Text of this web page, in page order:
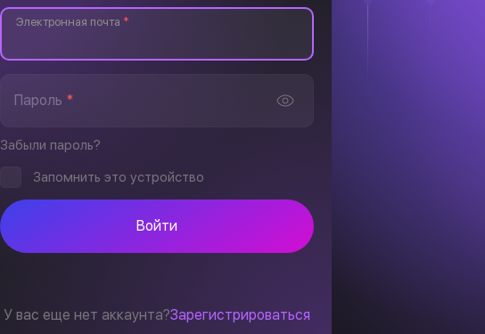
Электронная почта *
Пароль *
Забыли пароль?
Запомнить это устройство
Войти
У вас еще нет аккаунта?Зарегистрироваться